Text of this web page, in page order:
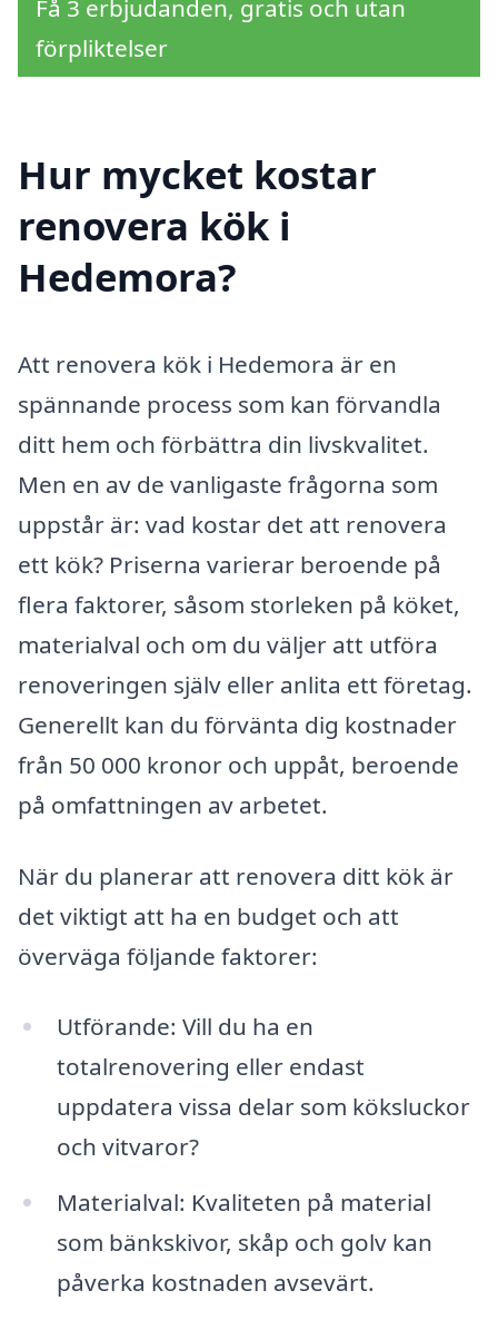
Få 3 erbjudanden, gratis och utan
förpliktelser
Hur mycket kostar
renovera kök i
Hedemora?
Att renovera kök i Hedemora är en
spännande process som kan förvandla
ditt hem och förbättra din livskvalitet.
Men en av de vanligaste frågorna som
uppstår är: vad kostar det att renovera
ett kök? Priserna varierar beroende på
flera faktorer, såsom storleken på köket,
materialval och om du väljer att utföra
renoveringen själv eller anlita ett företag.
Generellt kan du förvänta dig kostnader
från 50 000 kronor och uppåt, beroende
på omfattningen av arbetet.
När du planerar att renovera ditt kök är
det viktigt att ha en budget och att
överväga följande faktorer:
Utförande: Vill du ha en
totalrenovering eller endast
uppdatera vissa delar som köksluckor
och vitvaror?
Materialval: Kvaliteten på material
som bänkskivor, skåp och golv kan
påverka kostnaden avsevärt.